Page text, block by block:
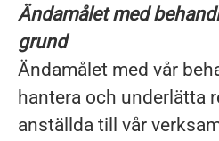
Ändamålet med
grund
Ändamålet med vår
hantera och underlätta
anställda till vår